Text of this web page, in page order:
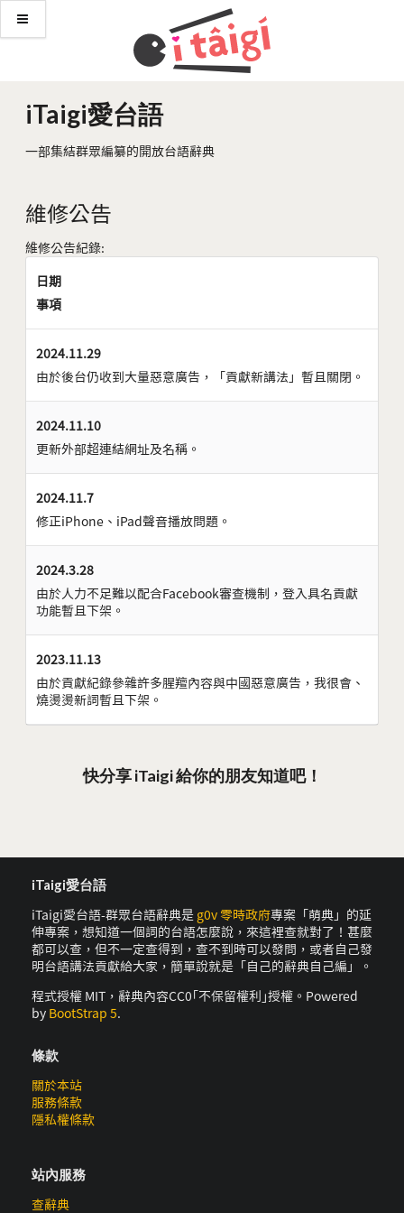
iTaigi愛台語
一部集結群眾編纂的開放台語辭典
維修公告
維修公告紀錄:
日期
事項
2024.11.29
由於後台仍收到大量惡意廣告，「貢獻新講法」暫且關閉。
2024.11.10
更新外部超連結網址及名稱。
2024.11.7
修正iPhone、iPad聲音播放問題。
2024.3.28
由於人力不足難以配合Facebook審查機制，登入具名貢獻
功能暫且下架。
2023.11.13
由於貢獻紀錄參雜許多腥羶內容與中國惡意廣告，我很會、
燒燙燙新詞暫且下架。
快分享 iTaigi 給你的朋友知道吧！
iTaigi愛台語
iTaigi愛台語-群眾台語辭典是 g0v 零時政府專案「萌典」的延
伸專案，想知道一個詞的台語怎麼說，來這裡查就對了！甚麼
都可以查，但不一定查得到，查不到時可以發問，或者自己發
明台語講法貢獻給大家，簡單說就是「自己的辭典自己編」。
程式授權 MIT，辭典內容CC0｢不保留權利｣授權。Powered
by BootStrap 5.
條款
關於本站
服務條款
隱私權條款
站內服務
查辭典